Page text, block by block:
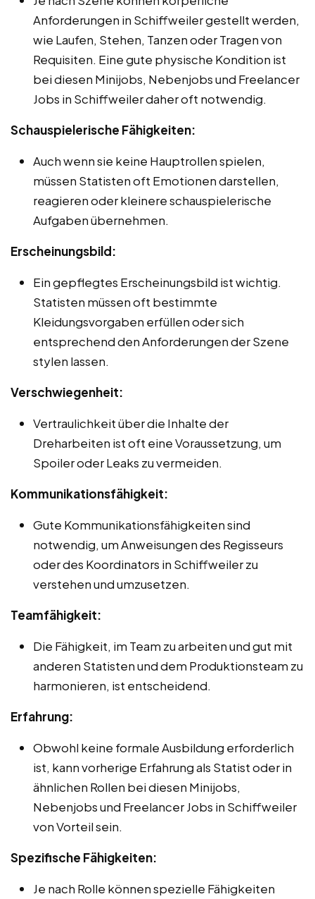
Anforderungen in Schiffweiler gestellt werden,
wie Laufen, Stehen, Tanzen oder Tragen von
Requisiten. Eine gute physische Kondition ist
bei diesen Minijobs, Nebenjobs und Freelancer
Jobs in Schiffweiler daher oft notwendig.
Schauspielerische Fähigkeiten:
Auch wenn sie keine Hauptrollen spielen,
müssen Statisten oft Emotionen darstellen,
reagieren oder kleinere schauspielerische
Aufgaben übernehmen.
Erscheinungsbild:
Ein gepflegtes Erscheinungsbild ist wichtig.
Statisten müssen oft bestimmte
Kleidungsvorgaben erfüllen oder sich
entsprechend den Anforderungen der Szene
stylen lassen.
Verschwiegenheit:
Vertraulichkeit über die Inhalte der
Dreharbeiten ist oft eine Voraussetzung, um
Spoiler oder Leaks zu vermeiden.
Kommunikationsfähigkeit:
Gute Kommunikationsfähigkeiten sind
notwendig, um Anweisungen des Regisseurs
oder des Koordinators in Schiffweiler zu
verstehen und umzusetzen.
Teamfähigkeit:
Die Fähigkeit, im Team zu arbeiten und gut mit
anderen Statisten und dem Produktionsteam zu
harmonieren, ist entscheidend.
Erfahrung:
Obwohl keine formale Ausbildung erforderlich
ist, kann vorherige Erfahrung als Statist oder in
ähnlichen Rollen bei diesen Minijobs,
Nebenjobs und Freelancer Jobs in Schiffweiler
von Vorteil sein.
Spezifische Fähigkeiten:
Je nach Rolle können spezielle Fähigkeiten